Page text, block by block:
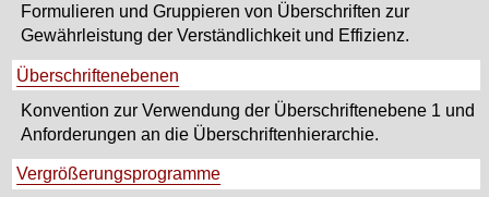
Formulieren und Gruppieren von Überschriften zur
Gewährleistung der Verständlichkeit und Effizienz.
Überschriftenebenen
Konvention zur Verwendung der Überschriftenebene 1 und
Anforderungen an die Überschriftenhierarchie.
Vergrößerungsprogramme